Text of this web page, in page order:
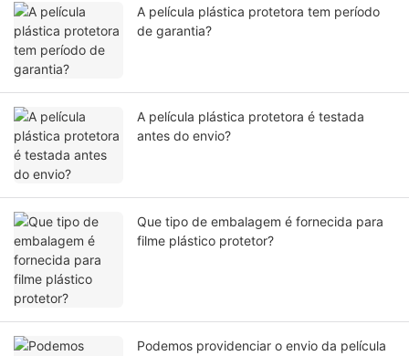
A película plástica protetora tem período
de garantia?
A película plástica protetora é testada
antes do envio?
Que tipo de embalagem é fornecida para
filme plástico protetor?
Podemos providenciar o envio da película